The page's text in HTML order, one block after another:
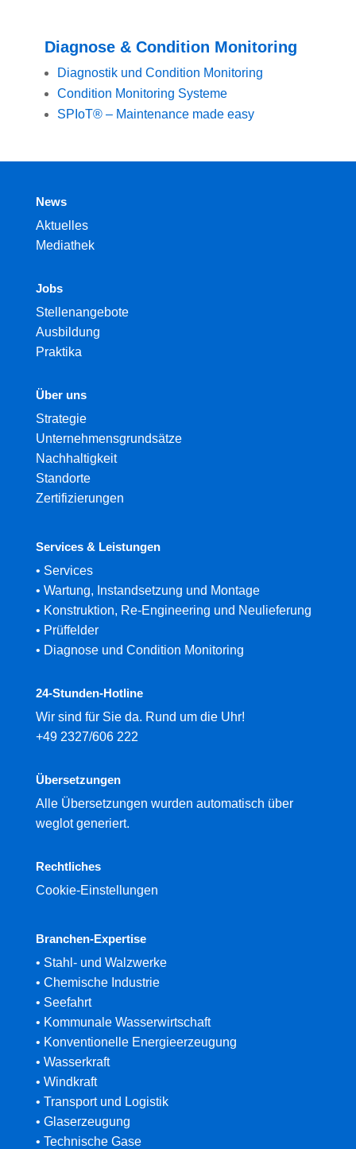
Diagnose & Condition Monitoring
Diagnostik und Condition Monitoring
Condition Monitoring Systeme
SPIoT® – Maintenance made easy
News
Aktuelles
Mediathek
Jobs
Stellenangebote
Ausbildung
Praktika
Über uns
Strategie
Unternehmensgrundsätze
Nachhaltigkeit
Standorte
Zertifizierungen
Services & Leistungen
• Services
• Wartung, Instandsetzung und Montage
• Konstruktion, Re-Engineering und Neulieferung
• Prüffelder
• Diagnose und Condition Monitoring
24-Stunden-Hotline
Wir sind für Sie da. Rund um die Uhr!
+49 2327/606 222
Übersetzungen
Alle Übersetzungen wurden automatisch über
weglot generiert.
Rechtliches
Cookie-Einstellungen
Branchen-Expertise
• Stahl- und Walzwerke
• Chemische Industrie
• Seefahrt
• Kommunale Wasserwirtschaft
• Konventionelle Energieerzeugung
• Wasserkraft
• Windkraft
• Transport und Logistik
• Glaserzeugung
• Technische Gase